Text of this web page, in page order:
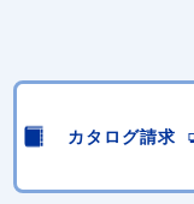
カタログ請求